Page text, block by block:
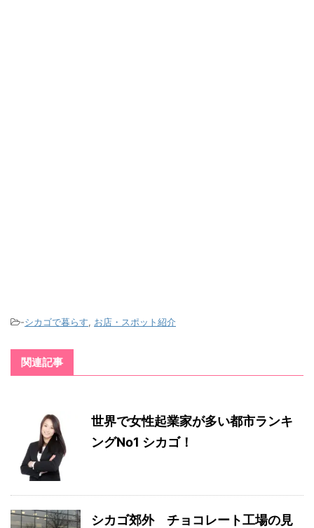
-シカゴで暮らす, お店・スポット紹介
関連記事
世界で女性起業家が多い都市ランキ
ングNo1 シカゴ！
シカゴ郊外 チョコレート工場の見